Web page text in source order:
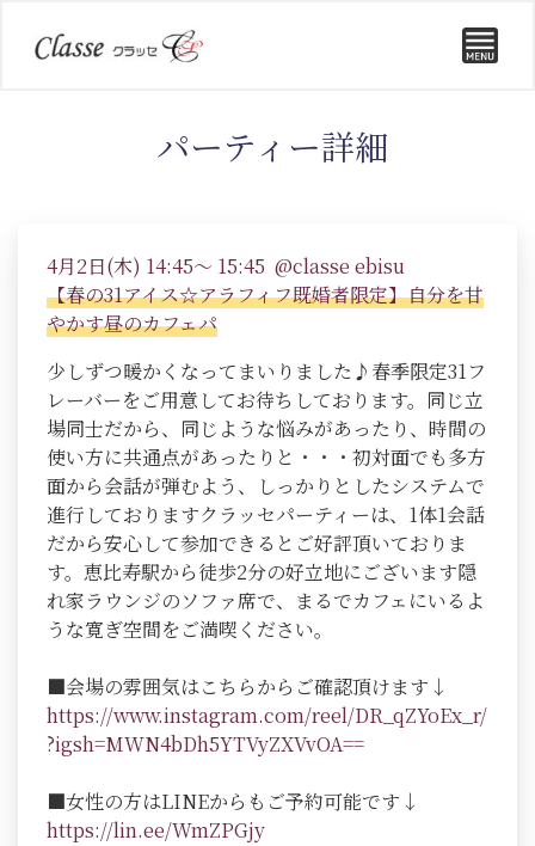
パーティー詳細
4月2日(木) 14:45～ 15:45 @classe ebisu
【春の31アイス☆アラフィフ既婚者限定】自分を甘
やかす昼のカフェパ
少しずつ暖かくなってまいりました♪春季限定31フ
レーバーをご用意してお待ちしております。同じ立
場同士だから、同じような悩みがあったり、時間の
使い方に共通点があったりと・・・初対面でも多方
面から会話が弾むよう、しっかりとしたシステムで
進行しておりますクラッセパーティーは、1体1会話
だから安心して参加できるとご好評頂いておりま
す。恵比寿駅から徒歩2分の好立地にございます隠
れ家ラウンジのソファ席で、まるでカフェにいるよ
うな寛ぎ空間をご満喫ください。
■会場の雰囲気はこちらからご確認頂けます↓
https://www.instagram.com/reel/DR_qZYoEx_r/
?igsh=MWN4bDh5YTVyZXVvOA==
■女性の方はLINEからもご予約可能です↓
https://lin.ee/WmZPGjy